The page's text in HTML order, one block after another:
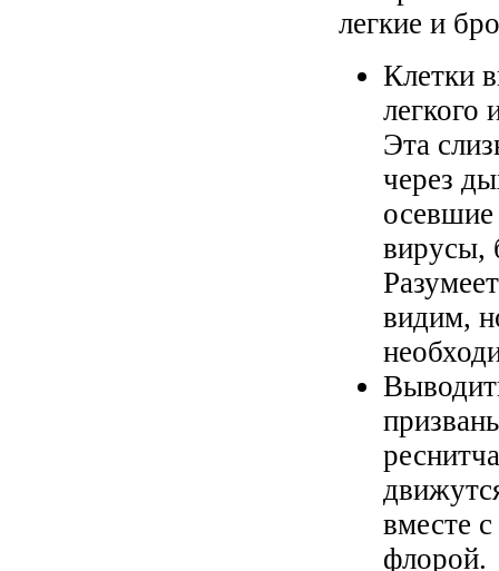
легкие и
Клетки
легкого
Эта
через
вирусы,
видим,
вместе
флорой.